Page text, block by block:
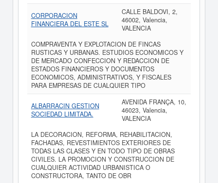
CORPORACION
FINANCIERA DEL ESTE SL
CALLE BALDOVI, 2,
46002, Valencia,
VALENCIA
COMPRAVENTA Y EXPLOTACION DE FINCAS
RUSTICAS Y URBANAS. ESTUDIOS ECONOMICOS Y
DE MERCADO CONFECCION Y REDACCION DE
ESTADOS FINANCIEROS Y DOCUMENTOS
ECONOMICOS, ADMINISTRATIVOS, Y FISCALES
PARA EMPRESAS DE CUALQUIER TIPO
ALBARRACIN GESTION
SOCIEDAD LIMITADA.
AVENIDA FRANÇA, 10,
46023, Valencia,
VALENCIA
LA DECORACION, REFORMA, REHABILITACION,
FACHADAS, REVESTIMIENTOS EXTERIORES DE
TODAS LAS CLASES Y EN TODO TIPO DE OBRAS
CIVILES. LA PROMOCION Y CONSTRUCCION DE
CUALQUIER ACTIVIDAD URBANISTICA O
CONSTRUCTORA, TANTO DE OBR